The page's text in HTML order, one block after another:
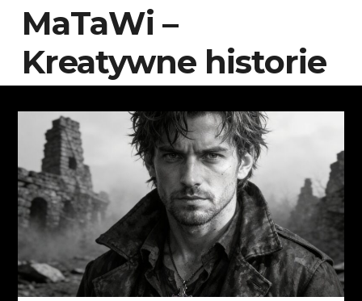
MaTaWi –
Kreatywne historie